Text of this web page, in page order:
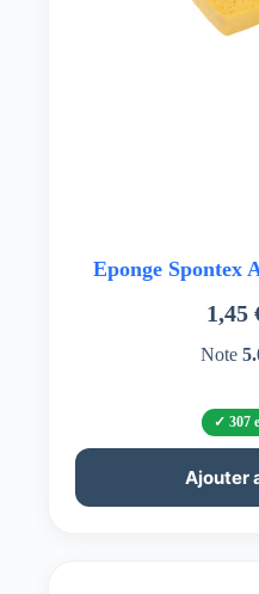
Eponge Spontex
1,45
Note
307
Ajouter